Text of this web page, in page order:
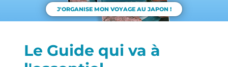
J'ORGANISE MON VOYAGE AU JAPON !
Le Guide qui va à